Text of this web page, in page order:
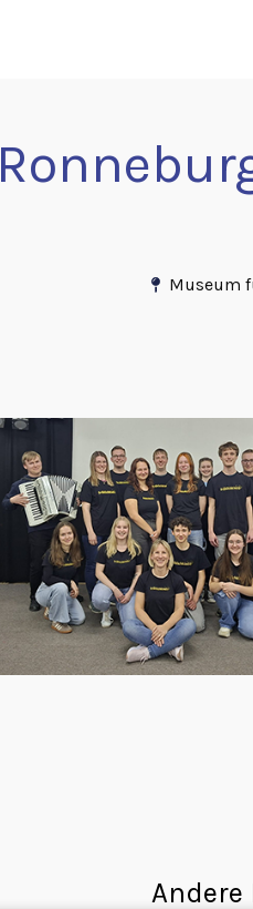
Museum
Andere